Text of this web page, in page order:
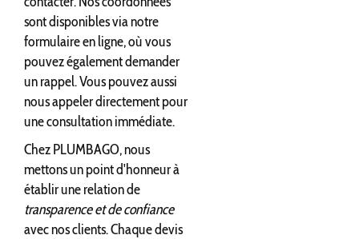
sont disponibles via notre
formulaire en ligne, où vous
pouvez également demander
un rappel. Vous pouvez aussi
nous appeler directement pour
une consultation immédiate.
Chez PLUMBAGO, nous
mettons un point d'honneur à
établir une relation de
transparence et de confiance
avec nos clients. Chaque devis